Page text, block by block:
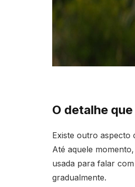
O detalhe
Existe outro aspecto
Até aquele
usada para falar
gradualmente.